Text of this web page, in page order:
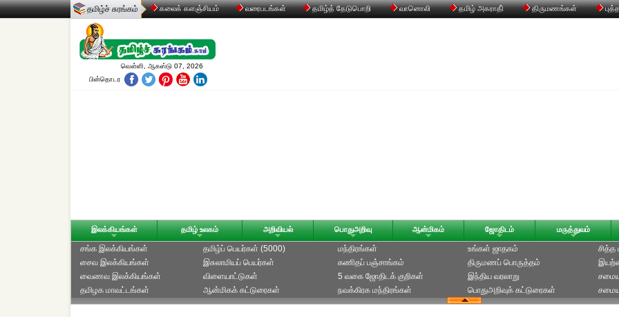
தமிழ்ச் சுரங்கம் கலைக் களஞ்சியம் வரைபடங்கள் தமிழ்த் தேடுபொறி வானொலி தமிழ் அகராதி் திருமணங்கள்
வெள்ளி, ஆகஸ்டு 07, 2026
பின்தொடர
இலக்கியங்கள் தமிழ் உலகம் அறிவியல் பொதுஅறிவு ஆன்மிகம் ஜோதிடம் மருத்துவம்
சங்க இலக்கியங்கள்
சைவ இலக்கியங்கள்
வைணவ இலக்கியங்கள்
தமிழக மாவட்டங்கள்
தமிழ்ப் பெயர்கள் (5000)
இசுலாமியப் பெயர்கள்
விளையாட்டுகள்
ஆன்மிகக் கட்டுரைகள்
மந்திரங்கள்
கணிதப் பஞ்சாங்கம்
5 வகை ஜோதிடக் குறிகள்
நவக்கிரக மந்திரங்கள்
உங்கள் ஜாதகம்
திருமணப் பொருத்தம்
இந்திய வரலாறு
பொதுஅறிவுக் கட்டுரைகள்
சித்த